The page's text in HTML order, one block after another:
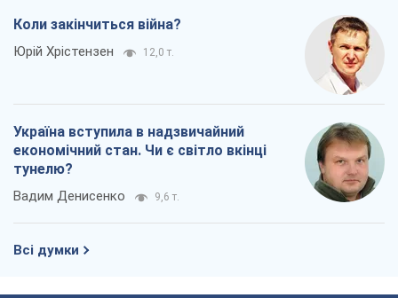
Коли закінчиться війна?
Юрій Хрістензен 12,0 т.
Україна вступила в надзвичайний
економічний стан. Чи є світло вкінці
тунелю?
Вадим Денисенко 9,6 т.
Всі думки